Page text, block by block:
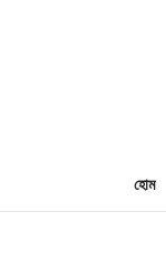
হোম